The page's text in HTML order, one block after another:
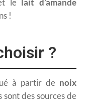
lelait d’amande
!
?
à partir de noix
sont des sources de